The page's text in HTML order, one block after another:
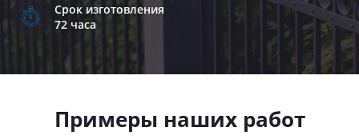
Срок изготовления
72 часа
Примеры наших работ